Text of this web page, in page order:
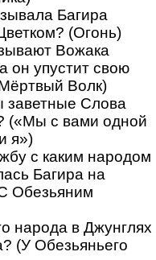
Багира
(Огонь)
Вожака
он упустит свою
Волк)
заветные Слова
(«Мы с вами одной
я»)
с каким народом
Багира на
Обезьяним
народа в Джунглях
(У Обезьяньего